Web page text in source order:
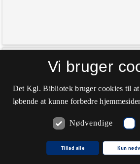
Vi bruger
Det Kgl. Bibliotek bruger cookies til
løbende at kunne forbedre
Nødvendige
Tillad alle Kun